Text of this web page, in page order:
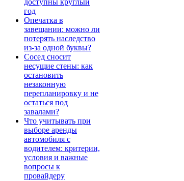
доступны круглый
год
Опечатка в
завещании: можно ли
потерять наследство
из-за одной буквы?
Сосед сносит
несущие стены: как
остановить
незаконную
перепланировку и не
остаться под
завалами?
Что учитывать при
выборе аренды
автомобиля с
водителем: критерии,
условия и важные
вопросы к
провайдеру